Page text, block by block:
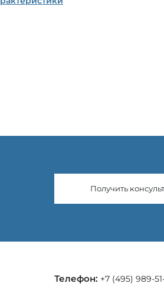
Получить
Телефон: +7 (495) 989-